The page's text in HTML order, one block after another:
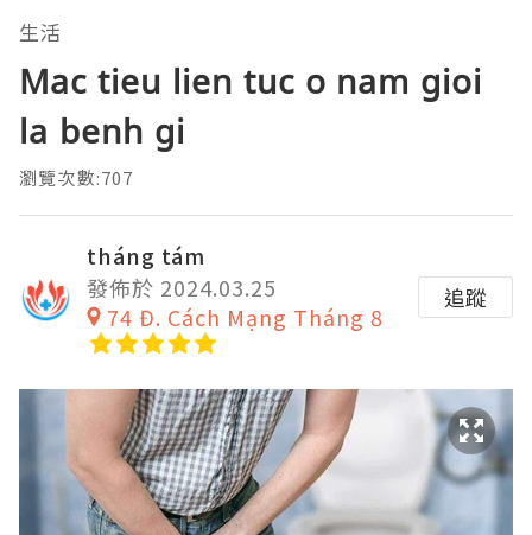
生活
Mac tieu lien tuc o nam gioi
la benh gi
瀏覽次數:707
tháng tám
發佈於 2024.03.25
74 Đ. Cách Mạng Tháng 8
追蹤